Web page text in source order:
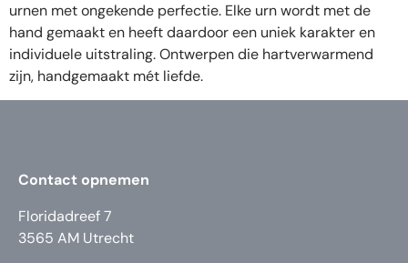
urnen met ongekende perfectie. Elke urn wordt met de
hand gemaakt en heeft daardoor een uniek karakter en
individuele uitstraling. Ontwerpen die hartverwarmend
zijn, handgemaakt mét liefde.
Contact opnemen
Floridadreef 7
3565 AM Utrecht